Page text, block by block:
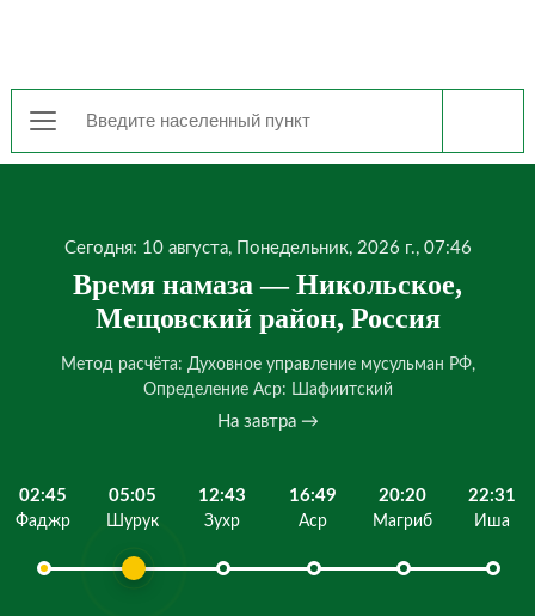
Сегодня: 10 августа, Понедельник, 2026 г., 07:46
Время намаза — Никольское,
Мещовский район, Россия
Метод расчёта: Духовное управление мусульман РФ,
Определение Аср: Шафиитский
На завтра →
02:45
Фаджр
05:05
Шурук
12:43
Зухр
16:49
Аср
20:20
Магриб
22:31
Иша